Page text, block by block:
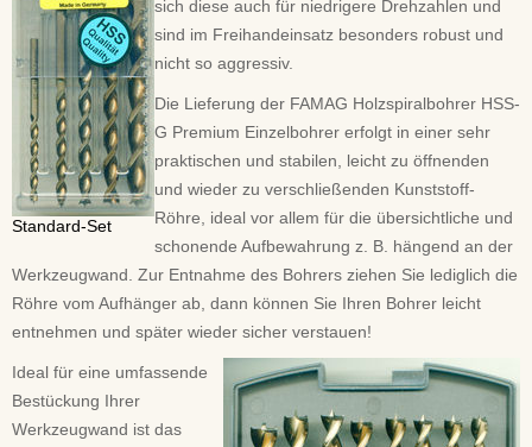
Standard-Set
sich diese auch für niedrigere Drehzahlen und
sind im Freihandeinsatz besonders robust und
nicht so aggressiv.
Die Lieferung der FAMAG Holzspiralbohrer HSS-
G Premium Einzelbohrer erfolgt in einer sehr
praktischen und stabilen, leicht zu öffnenden
und wieder zu verschließenden Kunststoff-
Röhre, ideal vor allem für die übersichtliche und
schonende Aufbewahrung z. B. hängend an der
Werkzeugwand. Zur Entnahme des Bohrers ziehen Sie lediglich die
Röhre vom Aufhänger ab, dann können Sie Ihren Bohrer leicht
entnehmen und später wieder sicher verstauen!
Ideal für eine umfassende
Bestückung Ihrer
Werkzeugwand ist das